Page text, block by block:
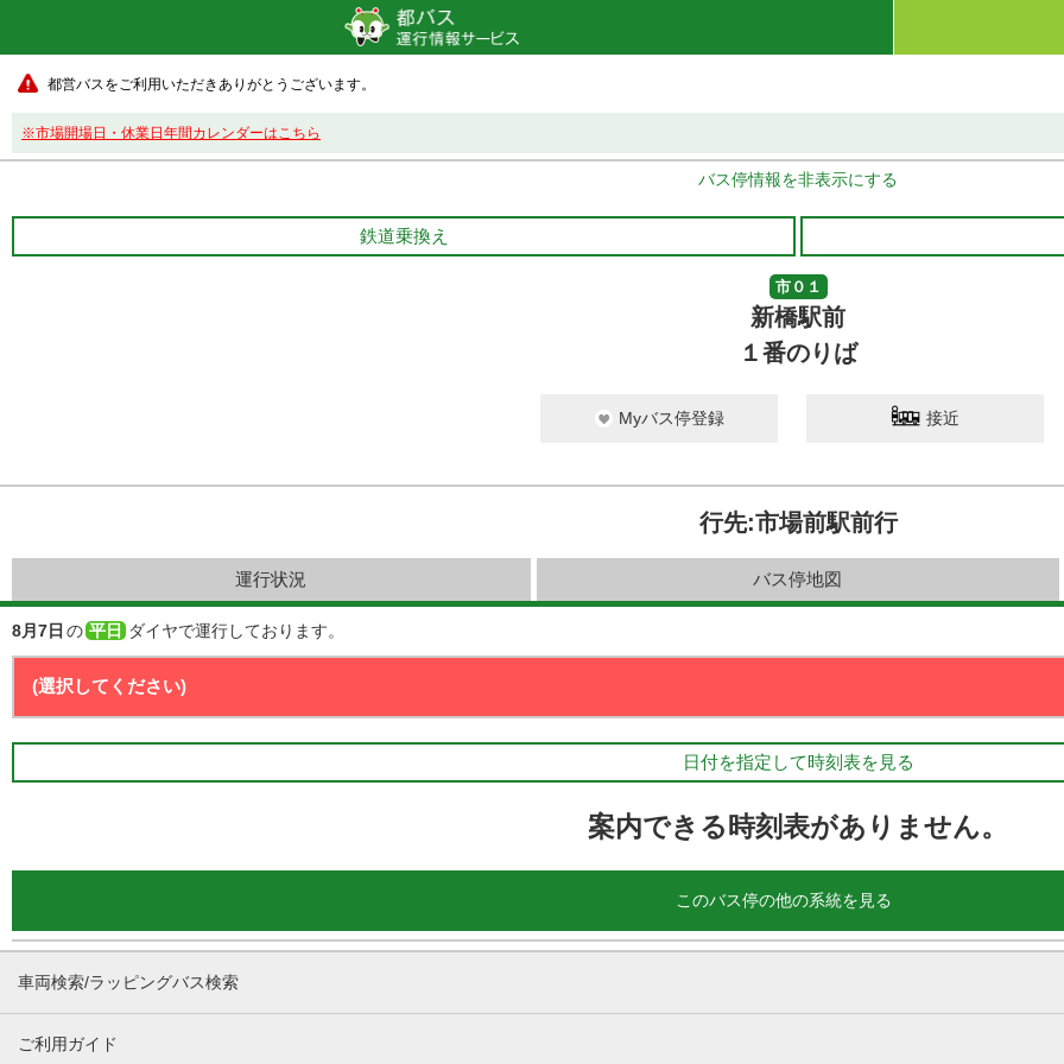
都営バスをご利用いただきありがとうございます。
※市場開場日・休業日年間カレンダーはこちら
バス停情報を非表示にする
鉄道乗換え
市０１
新橋駅前
１番のりば
Myバス停登録 接近
行先:市場前駅前行
運行状況 バス停地図
8月7日 の 平日 ダイヤで運行しております。
日付を指定して時刻表を見る
案内できる時刻表がありません。
このバス停の他の系統を見る
車両検索/ラッピングバス検索
ご利用ガイド